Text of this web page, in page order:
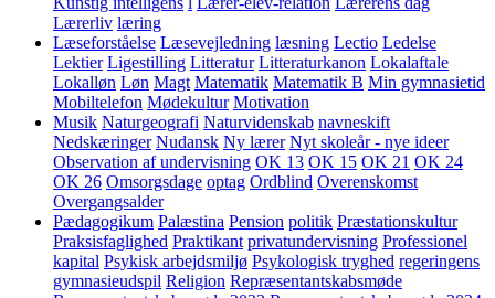
Lærerliv læring
Læseforståelse Læsevejledning læsning Lectio Ledelse
Lektier Ligestilling Litteratur Litteraturkanon Lokalaftale
Lokalløn Løn Magt Matematik Matematik B Min gymnasietid
Mobiltelefon Mødekultur Motivation
Musik Naturgeografi Naturvidenskab navneskift
Nedskæringer Nudansk Ny lærer Nyt skoleår - nye ideer
Observation af undervisning OK 13 OK 15 OK 21 OK 24
OK 26 Omsorgsdage optag Ordblind Overenskomst
Overgangsalder
Pædagogikum Palæstina Pension politik Præstationskultur
Praksisfaglighed Praktikant privatundervisning Professionel
kapital Psykisk arbejdsmiljø Psykologisk tryghed regeringens
gymnasieudspil Religion Repræsentantskabsmøde